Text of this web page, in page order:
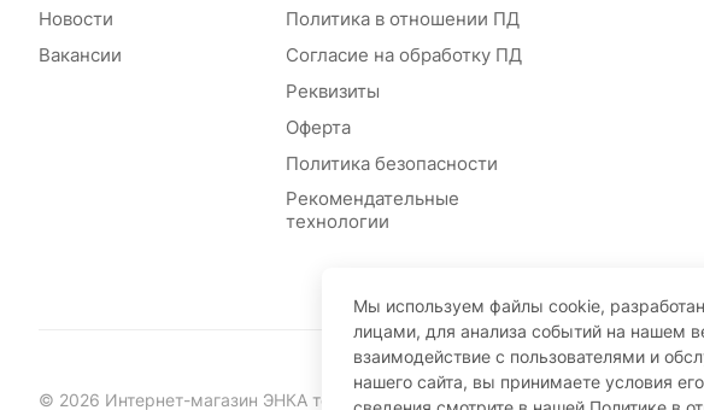
Новости
Вакансии
Политика в отношении ПД
Согласие на обработку ПД
Реквизиты
Оферта
Политика безопасности
Рекомендательные
технологии
© 2026 Интернет-магазин ЭНКА техника
Мы используем файлы cookie,
лицами, для анализа событий на нашем
взаимодействие с пользователями и
нашего сайта, вы принимаете условия